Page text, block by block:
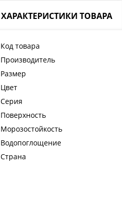
ХАРАКТЕРИСТИКИ ТОВАРА
Код товара
Производитель
Размер
Цвет
Серия
Поверхность
Морозостойкость
Водопоглощение
Страна